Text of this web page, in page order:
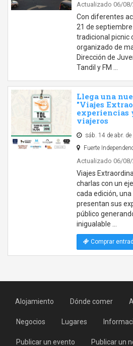
Actualizado 06/
Con diferentes
21 de
tradicional picnic
organizado de
Dirección de
Tandil y FM …
Llega una
"Viajes
experiencias
viajeros
sáb. 14 de abr.
Fuerte
Actualizado 06/
Viajes
charlas con un
cada edición,
presentan sus
público
inigualable …
Comprar
Alojamiento Dónde comer
Negocios Lugares
Publicar un evento Publicar un